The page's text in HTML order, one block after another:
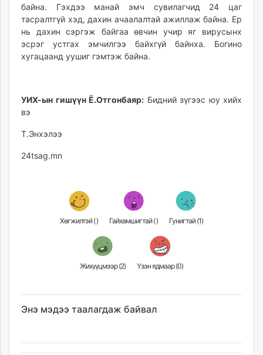
байна. Гэхдээ манай эмч сувилагчид 24 цаг
тасралтгүй хэд, дахин ачаалалтай ажиллаж байна. Ер
нь дахин сэргэж байгаа өвчин учир яг вирусынх
эсрэг устгах эмчилгээ байхгүй байнха. Богино
хугацаанд уушиг гэмтэж байна.
УИХ-ын гишүүн Ё.Отгонбаяр: Бидний зүгээс юу хийх
вэ
Т.Энхэлээ
24tsag.mn
Хөгжилтэй () Гайхамшигтай () Гунигтай (1)
Жихүүцмээр (2) Үзэн ядмаар (0)
Энэ мэдээ таалагдаж байвал